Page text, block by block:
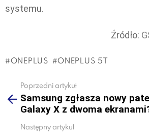
systemu.
Źródło:
ONEPLUS ONEPLUS 5T
more
Poprzedni artykuł
Samsung zgłasza nowy
Galaxy X z dwoma
Następny artykuł